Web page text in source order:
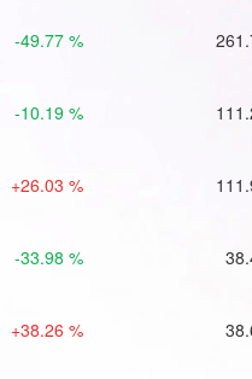
-49.77 %
-10.19 %
+26.03 %
-33.98 %
+38.26 %